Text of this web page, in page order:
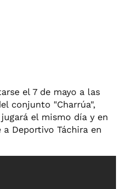
el 7 de mayo a las
conjunto "Charrúa",
el mismo día y en
Deportivo Táchira en